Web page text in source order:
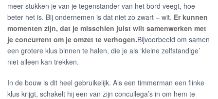
meer stukken je van je tegenstander van het bord veegt, hoe
beter het is. Bij ondernemen is dat niet zo zwart – wit. Er kunnen
momenten zijn, dat je misschien juist wilt samenwerken met
je concurrent om je omzet te verhogen.Bijvoorbeeld om samen
een grotere klus binnen te halen, die je als ‘kleine zelfstandige’
niet alleen kan trekken.
In de bouw is dit heel gebruikelijk. Als een timmerman een flinke
klus krijgt, schakelt hij een van zijn concullega’s in om hem te